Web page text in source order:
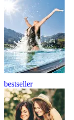
bestseller